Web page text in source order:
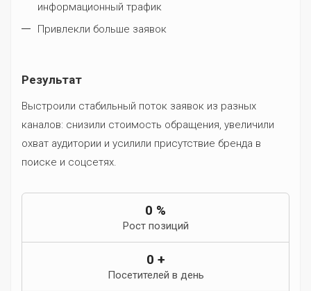
информационный трафик
Привлекли больше заявок
Результат
Выстроили стабильный поток заявок из разных
каналов: снизили стоимость обращения, увеличили
охват аудитории и усилили присутствие бренда в
поиске и соцсетях.
0 %
Рост позиций
0 +
Посетителей в день